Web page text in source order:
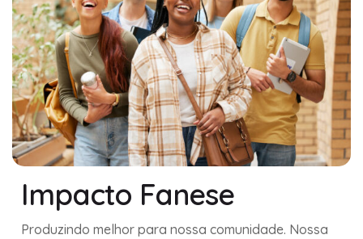
Impacto Fanese
Produzindo melhor para nossa comunidade. Nossa